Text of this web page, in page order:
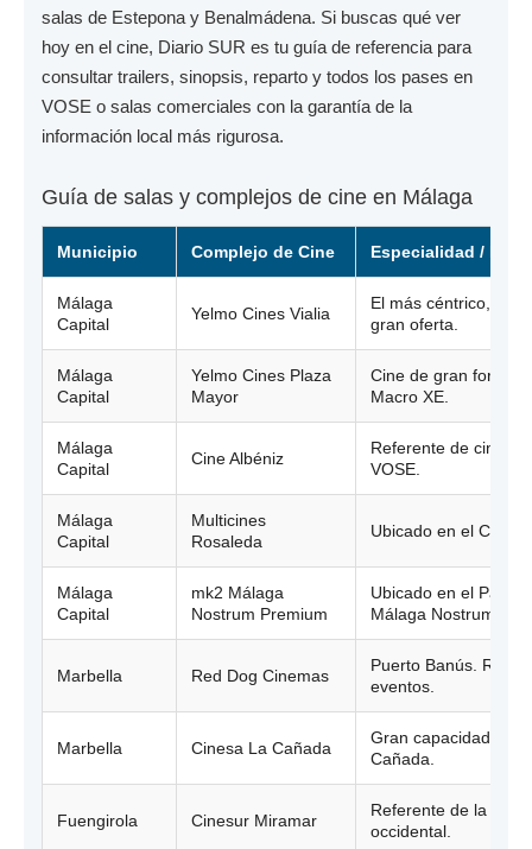
salas de Estepona y Benalmádena. Si buscas qué ver
hoy en el cine, Diario SUR es tu guía de referencia para
consultar trailers, sinopsis, reparto y todos los pases en
VOSE o salas comerciales con la garantía de la
información local más rigurosa.
Guía de salas y complejos de cine en Málaga
Municipio Complejo de Cine Especialidad / Nota
Málaga
Capital
Yelmo Cines Vialia
El más céntrico,
gran oferta.
Málaga
Capital
Yelmo Cines Plaza
Mayor
Cine de gran
Macro XE.
Málaga
Capital
Cine Albéniz
Referente de cine
VOSE.
Málaga
Capital
Multicines
Rosaleda
Ubicado en el C.C.
Málaga
Capital
mk2 Málaga
Nostrum Premium
Ubicado en el
Málaga Nostrum.
Marbella Red Dog Cinemas
Puerto Banús.
eventos.
Marbella Cinesa La Cañada
Gran capacidad en
Cañada.
Fuengirola Cinesur Miramar
Referente de la
occidental.